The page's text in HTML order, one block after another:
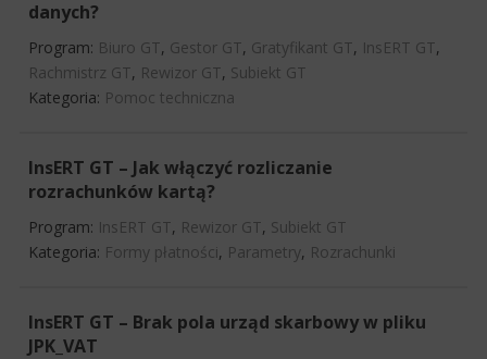
danych?
Program: Biuro GT, Gestor GT, Gratyfikant GT, InsERT GT,
Rachmistrz GT, Rewizor GT, Subiekt GT
Kategoria: Pomoc techniczna
InsERT GT – Jak włączyć rozliczanie
rozrachunków kartą?
Program: InsERT GT, Rewizor GT, Subiekt GT
Kategoria: Formy płatności, Parametry, Rozrachunki
InsERT GT – Brak pola urząd skarbowy w pliku
JPK_VAT